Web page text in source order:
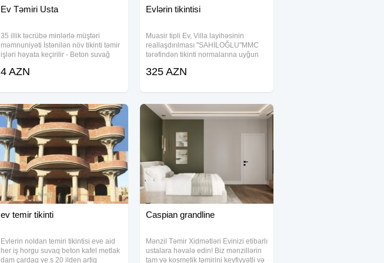
Ev Təmiri Usta
35 illik təcrübə minlərlə müştəri
məmnuniyəti İstənilən növ tikinti təmir
işləri həyata keçirilir - Beton suvağ
abiricovka malyar
4 AZN
Evlərin tikintisi
Muasir tipli Ev, Villa layihəsinin
reallaşdırılması "SAHİLOĞLU"MMC
tərəfindən tikinti normalarına uyğun
rəsmi zəmanət verilir. Eyni zamanda
325 AZN
ev temir tikinti
Evlerin noldan temiri tikintisi eve aid
her iş horgu suvaq beton kafel metlak
dam çardaq ve.s 20 ilden artiq
Caspian grandline
Mənzil Təmir Xidmətləri Evinizi etibarlı
ustalara həvalə edin! Biz mənzillərin
tam və kosmetik təmirini keyfiyyətli və